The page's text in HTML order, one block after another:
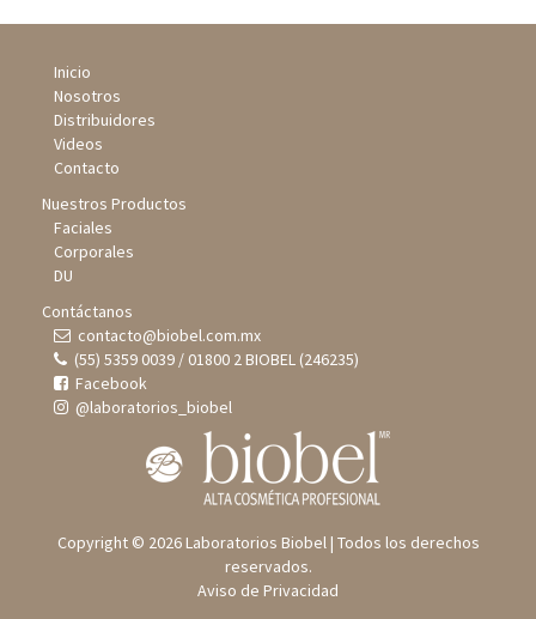
Inicio
Nosotros
Distribuidores
Videos
Contacto
Nuestros Productos
Faciales
Corporales
DU
Contáctanos
contacto@biobel.com.mx
(55) 5359 0039 / 01800 2 BIOBEL (246235)
Facebook
@laboratorios_biobel
Copyright © 2026 Laboratorios Biobel | Todos los derechos
reservados.
Aviso de Privacidad